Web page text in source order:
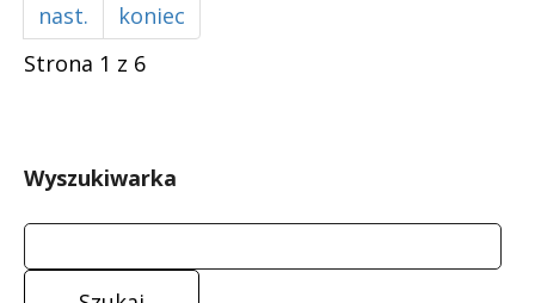
nast.
koniec
Strona 1 z 6
Wyszukiwarka